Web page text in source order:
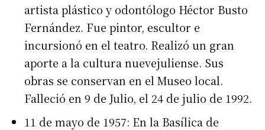
artista plástico y odontólogo Héctor Busto
Fernández. Fue pintor, escultor e
incursionó en el teatro. Realizó un gran
aporte a la cultura nuevejuliense. Sus
obras se conservan en el Museo local.
Falleció en 9 de Julio, el 24 de julio de 1992.
11 de mayo de 1957: En la Basílica de